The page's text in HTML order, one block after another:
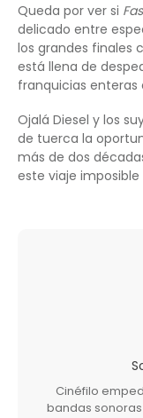
Queda por ver si
delicado entre
los grandes finales
está llena de
franquicias enteras
Ojalá Diesel y los
de tuerca la
más de dos
este viaje
Cinéfilo
bandas